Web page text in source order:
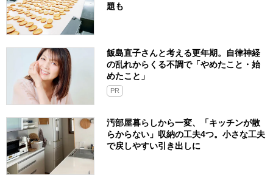
題も
飯島直子さんと考える更年期。自律神経
の乱れからくる不調で「やめたこと・始
めたこと」
PR
汚部屋暮らしから一変、「キッチンが散
らからない」収納の工夫4つ。小さな工夫
で戻しやすい引き出しに